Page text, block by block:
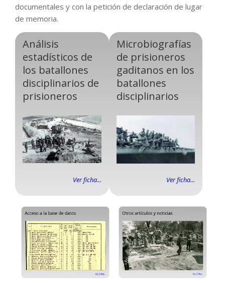
documentales y con la petición de declaración de lugar
de memoria.
Análisis
estadísticos de
los batallones
disciplinarios de
prisioneros
Ver ficha...
Microbiografías
de prisioneros
gaditanos en los
batallones
disciplinarios
Ver ficha...